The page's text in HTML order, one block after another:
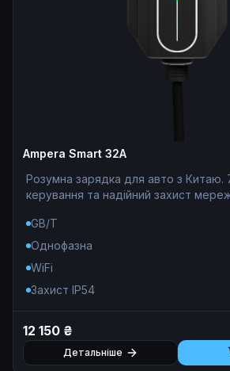
Ampera Smart 32A
Розумна зарядка для авто з Китаю.
керування та надійний захист
GB/T
Однофазна
WiFi
Захист IP54
12 150 ₴
Детальніше